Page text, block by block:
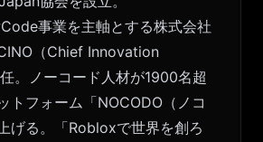
事業を主軸とする株式会社
（Chief Innovation
。ノーコード人材が1900名超
トフォーム「NOCODO（ノコ
げる。「Robloxで世界を創ろ